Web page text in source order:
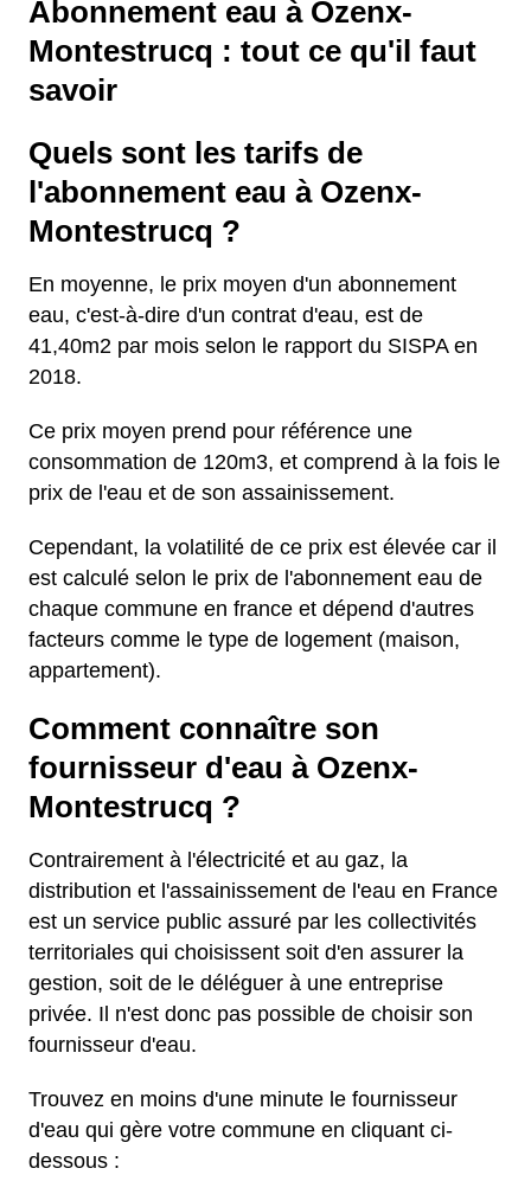
Abonnement eau à Ozenx-
Montestrucq : tout ce qu'il faut
savoir
Quels sont les tarifs de
l'abonnement eau à Ozenx-
Montestrucq ?
En moyenne, le prix moyen d'un abonnement
eau, c'est-à-dire d'un contrat d'eau, est de
41,40m2 par mois selon le rapport du SISPA en
2018.
Ce prix moyen prend pour référence une
consommation de 120m3, et comprend à la fois le
prix de l'eau et de son assainissement.
Cependant, la volatilité de ce prix est élevée car il
est calculé selon le prix de l'abonnement eau de
chaque commune en france et dépend d'autres
facteurs comme le type de logement (maison,
appartement).
Comment connaître son
fournisseur d'eau à Ozenx-
Montestrucq ?
Contrairement à l'électricité et au gaz, la
distribution et l'assainissement de l'eau en France
est un service public assuré par les collectivités
territoriales qui choisissent soit d'en assurer la
gestion, soit de le déléguer à une entreprise
privée. Il n'est donc pas possible de choisir son
fournisseur d'eau.
Trouvez en moins d'une minute le fournisseur
d'eau qui gère votre commune en cliquant ci-
dessous :